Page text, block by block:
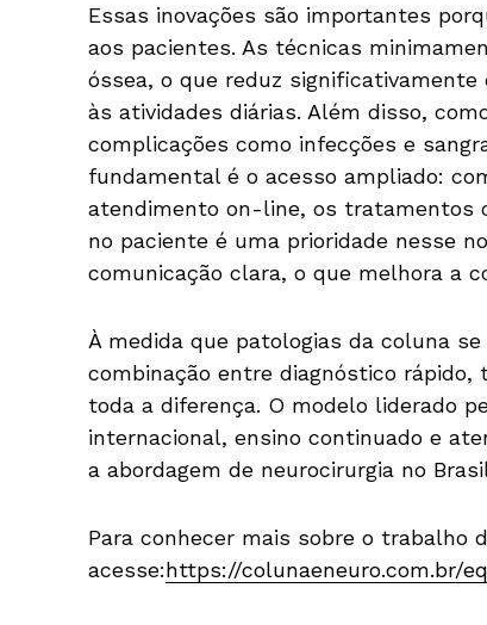
Essas inovações são importantes
aos pacientes. As técnicas
óssea, o que reduz
às atividades diárias. Além disso,
complicações como infecções e
fundamental é o acesso ampliado:
atendimento on-line, os tratamentos
no paciente é uma prioridade nesse
comunicação clara, o que melhora a
À medida que patologias da coluna
combinação entre diagnóstico rápido,
toda a diferença. O modelo liderado
internacional, ensino continuado e
a abordagem de neurocirurgia no
Para conhecer mais sobre o trabalho
acesse:https://colunaeneuro.com.br/